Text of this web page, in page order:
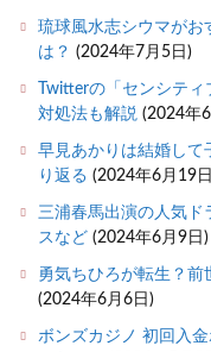
琉球風水志シウマがお
は？ (2024年7月5日)
Twitterの「センシテ
対処法も解説 (2024年
早見あかりは結婚して
り返る (2024年6月19
三浦春馬出演の人気ド
スなど (2024年6月9日)
勇気ちひろが転生？前
(2024年6月6日)
ボンズカジノ 初回入